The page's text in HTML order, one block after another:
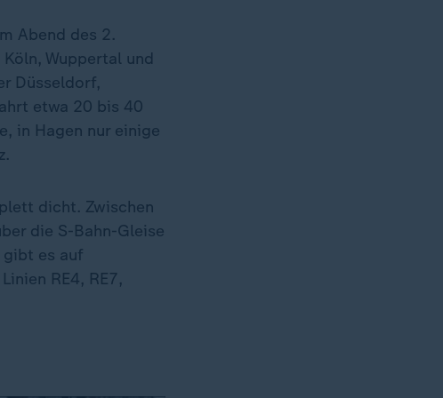
Abend des 2.
Wuppertal und
Düsseldorf,
etwa 20 bis 40
in Hagen nur einige
dicht. Zwischen
die S-Bahn-Gleise
gibt es auf
RE4, RE7,